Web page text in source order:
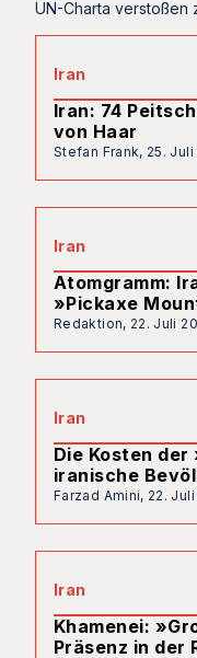
UN-Charta verstoßen
Iran
Iran: 74
von Haar
Stefan Frank, 25. Juli
Iran
Atomgramm:
»Pickaxe
Redaktion, 22. Juli
Iran
Die Kosten der
iranische
Farzad Amini, 22.
Iran
Khamenei:
Präsenz in der